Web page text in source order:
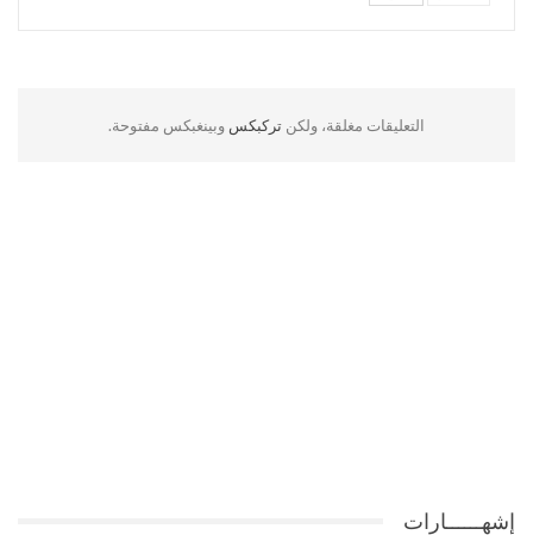
التعليقات مغلقة، ولكن تركبكس وبينغبكس مفتوحة.
إشهــــــارات